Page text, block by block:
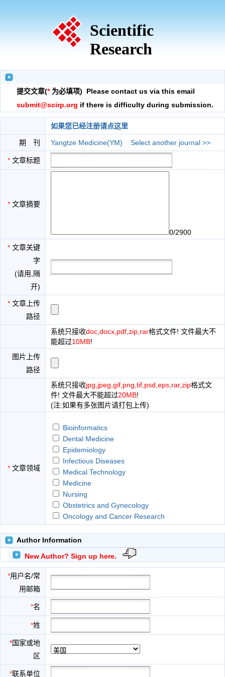
Scientific
Research
提交文章(*为必填项) Please contact us via this email
submit@scirp.org if there is difficulty during submission.
如果您已经注册请点这里
期 刊 Yangtze Medicine(YM) Select another journal >>
* 文章标题
* 文章摘要
0/2900
* 文章关键
字
(请用,隔
开)
* 文章上传
路径
系统只接收doc,docx,pdf,zip,rar格式文件! 文件最大不
能超过10MB!
图片上传
路径
系统只接收jpg,jpeg,gif,png,tif,psd,eps,rar,zip格式文
件! 文件最大不能超过20MB!
(注:如果有多张图片请打包上传)
* 文章领域
Bioinformatics
Dental Medicine
Epidemiology
Infectious Diseases
Medical Technology
Medicine
Nursing
Obstetrics and Gynecology
Oncology and Cancer Research
Pathology
Pediatrics
Pharmacology
Precision Medicine
Author Information
New Author? Sign up here.
*用户名/常
用邮箱
*名
*姓
*国家或地
区
*联系单位